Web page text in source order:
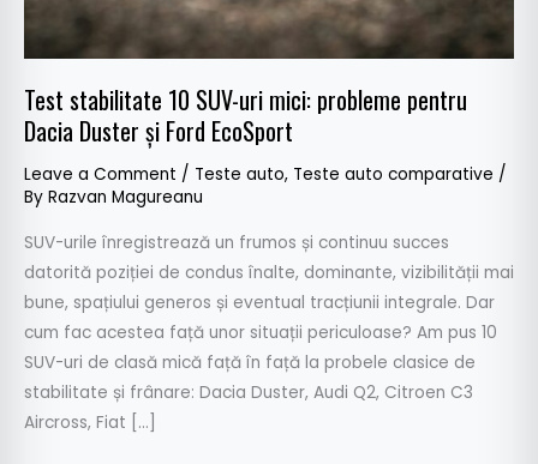
Test stabilitate 10 SUV-uri mici: probleme pentru
Dacia Duster și Ford EcoSport
Leave a Comment / Teste auto, Teste auto comparative /
By Razvan Magureanu
SUV-urile înregistrează un frumos și continuu succes
datorită poziției de condus înalte, dominante, vizibilității mai
bune, spațiului generos și eventual tracțiunii integrale. Dar
cum fac acestea față unor situații periculoase? Am pus 10
SUV-uri de clasă mică față în față la probele clasice de
stabilitate și frânare: Dacia Duster, Audi Q2, Citroen C3
Aircross, Fiat […]
Duster
EcoSport